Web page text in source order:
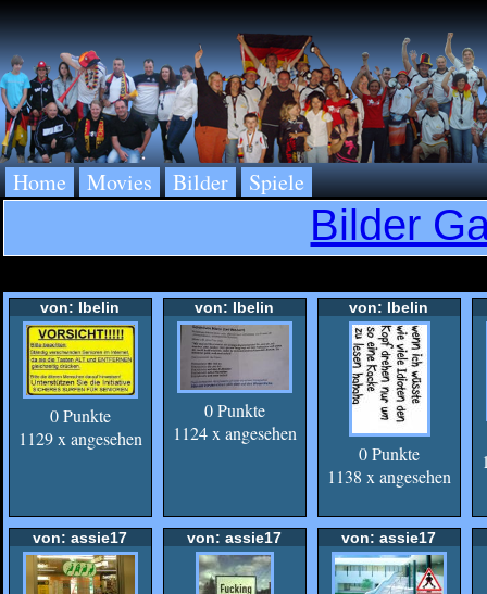
Home Movies Bilder Spiele
Bilder
von: Ibelin
0 Punkte
1129 x angesehen
von: Ibelin
0 Punkte
1124 x angesehen
von: Ibelin
0 Punkte
1138 x angesehen
von: assie17 von: assie17 von: assie17